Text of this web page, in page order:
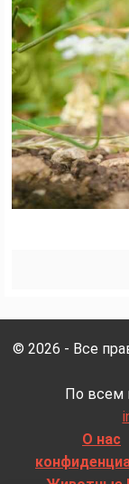
© 2026 - Все
По всем
О нас